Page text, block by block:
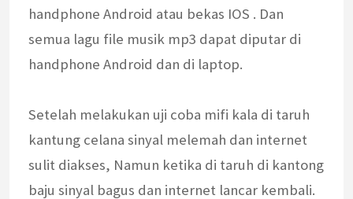
handphone Android atau bekas IOS . Dan
semua lagu file musik mp3 dapat diputar di
handphone Android dan di laptop.
Setelah melakukan uji coba mifi kala di taruh
kantung celana sinyal melemah dan internet
sulit diakses, Namun ketika di taruh di kantong
baju sinyal bagus dan internet lancar kembali.